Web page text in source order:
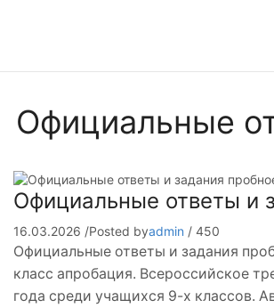
Официальные
Официальные ответы и
16.03.2026 /Posted byadmin / 450
Официальные ответы и задания
класс апробация. Всероссийское
года среди учащихся 9-х классов.